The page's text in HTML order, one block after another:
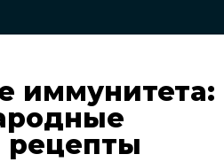
иммунитета:
рецепты